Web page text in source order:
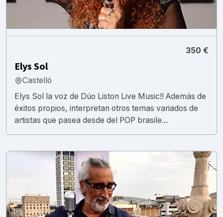
350 €
Elys Sol
Castelló
Elys Sol la voz de Dúo Liston Live Music!! Además de
éxitos propios, interpretan otros temas variados de
artistas que pasea desde del POP brasile...